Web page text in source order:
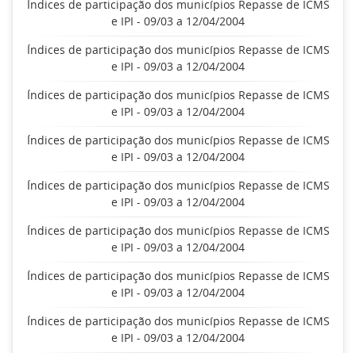
Índices de participação dos municípios Repasse de ICMS
e IPI - 09/03 a 12/04/2004
Índices de participação dos municípios Repasse de ICMS
e IPI - 09/03 a 12/04/2004
Índices de participação dos municípios Repasse de ICMS
e IPI - 09/03 a 12/04/2004
Índices de participação dos municípios Repasse de ICMS
e IPI - 09/03 a 12/04/2004
Índices de participação dos municípios Repasse de ICMS
e IPI - 09/03 a 12/04/2004
Índices de participação dos municípios Repasse de ICMS
e IPI - 09/03 a 12/04/2004
Índices de participação dos municípios Repasse de ICMS
e IPI - 09/03 a 12/04/2004
Índices de participação dos municípios Repasse de ICMS
e IPI - 09/03 a 12/04/2004